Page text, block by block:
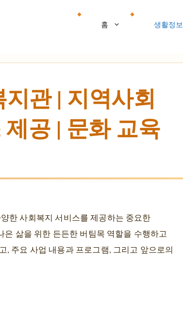
홈 생활정보
관 | 지역사회
공 | 문화 교육
한 사회복지 서비스를 제공하는 중요한
삶을 위한 든든한 버팀목 역할을 수행하고
, 주요 사업 내용과 프로그램, 그리고 앞으로의